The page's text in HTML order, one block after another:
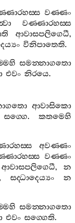
වණ‍්ණං
වණ‍්ණාරහස‍්ස
ආවාසපලිගෙධී,
විනිපාතෙති.
සමන‍්නාගතො
එවං නිරයෙ.
ආවාසිකො
සග‍්ගෙ.කතමෙහි
අවණ‍්ණං
වණ‍්ණං
ආවාසපලිගෙධී,න
සද‍්ධාදෙය්‍යං
න
සමන‍්නාගතො
එවං සග‍්ගෙති.